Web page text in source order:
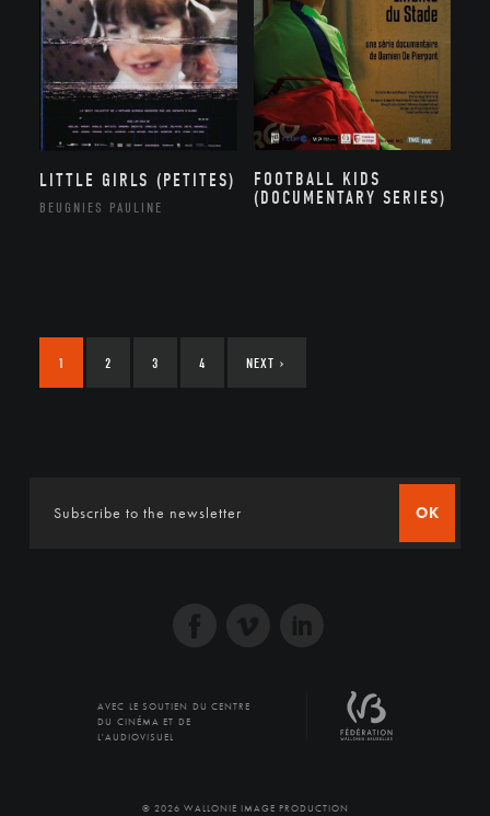
LITTLE GIRLS (PETITES)
BEUGNIES PAULINE
FOOTBALL KIDS
(DOCUMENTARY SERIES)
1 2 3 4 NEXT ›
OK
AVEC LE SOUTIEN DU CENTRE
DU CINÉMA ET DE
L'AUDIOVISUEL
© 2026 WALLONIE IMAGE PRODUCTION